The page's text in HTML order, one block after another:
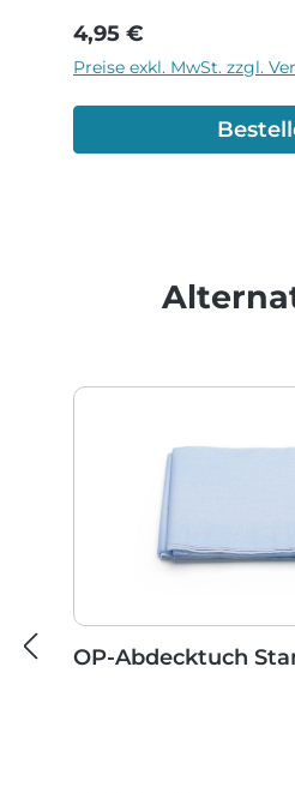
Regulärer Preis:
4,95 €
Preise exkl. MwSt. zzgl.
Produktgalerie
OP-Abdecktuch